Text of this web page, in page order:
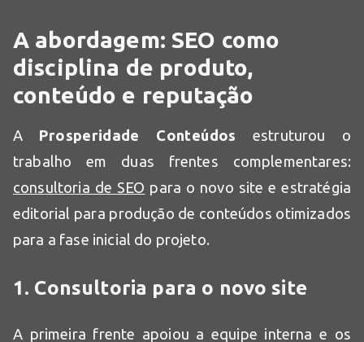
A abordagem: SEO como
disciplina de produto,
conteúdo e reputação
A Prosperidade Conteúdos estruturou o
trabalho em duas frentes complementares:
consultoria de SEO para o novo site e estratégia
editorial para produção de conteúdos otimizados
para a fase inicial do projeto.
1. Consultoria para o novo site
A primeira frente apoiou a equipe interna e os